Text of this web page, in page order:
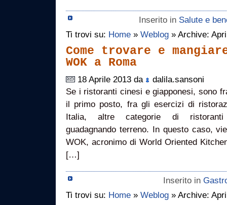
Inserito in Salute e
Ti trovi su: Home » Weblog » Archive:
Come trovare e
WOK a Roma
18 Aprile 2013 da
dalila.sansoni
Se i ristoranti cinesi e giapponesi, sono
il primo posto, fra gli esercizi di
Italia, altre categorie di ristoranti
guadagnando terreno. In questo caso,
WOK, acronimo di World Oriented
[…]
Inserito in
Ti trovi su: Home » Weblog » Archive: